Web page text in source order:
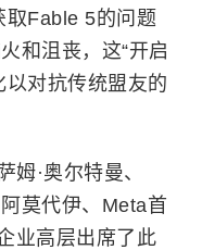
取Fable 5的问题
和沮丧，这“开启
以对抗传统盟友的
姆·奥尔特曼、
莫代伊、Meta首
业高层出席了此